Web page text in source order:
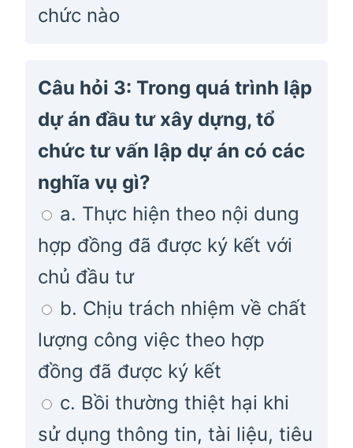
chức nào
Câu hỏi 3: Trong quá trình lập
dự án đầu tư xây dựng, tổ
chức tư vấn lập dự án có các
nghĩa vụ gì?
a. Thực hiện theo nội dung
hợp đồng đã được ký kết với
chủ đầu tư
b. Chịu trách nhiệm về chất
lượng công việc theo hợp
đồng đã được ký kết
c. Bồi thường thiệt hại khi
sử dụng thông tin, tài liệu, tiêu